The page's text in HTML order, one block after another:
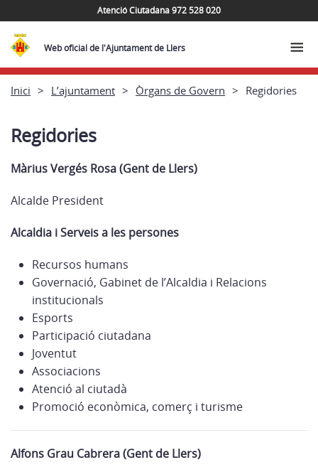
Atenció Ciutadana 972 528 020
Web oficial de l'Ajuntament de Llers
Inici L’ajuntament Òrgans de Govern Regidories
Regidories
Màrius Vergés Rosa(Gent de Llers)
Alcalde President
Alcaldia i Serveis a les persones
Recursos humans
Governació, Gabinet de l’Alcaldia i Relacions
institucionals
Esports
Participació ciutadana
Joventut
Associacions
Atenció al ciutadà
Promoció econòmica, comerç i turisme
Alfons Grau Cabrera (Gent de Llers)